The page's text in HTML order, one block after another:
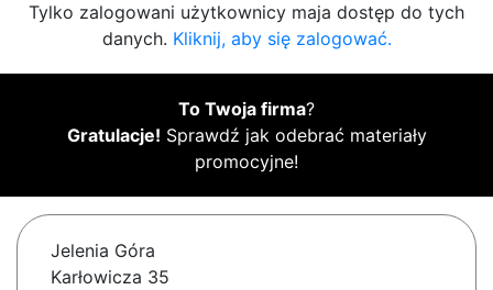
Tylko zalogowani użytkownicy maja dostęp do tych
danych. Kliknij, aby się zalogować.
To Twoja firma?
Gratulacje! Sprawdź jak odebrać materiały
promocyjne!
Jelenia Góra
Karłowicza 35